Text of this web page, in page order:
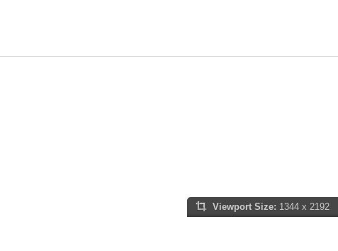
Viewport Size: 1344 x 2192